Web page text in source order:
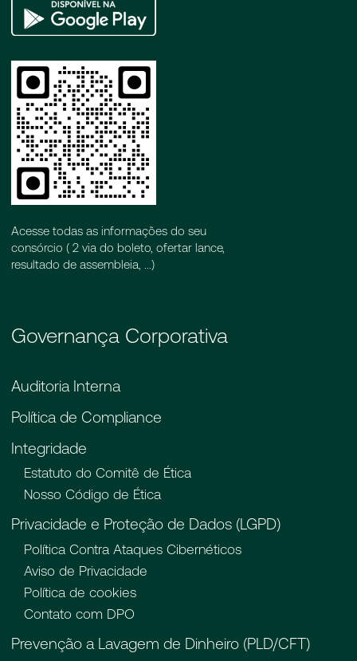
Acesse todas as informações do seu
consórcio ( 2 via do boleto, ofertar lance,
resultado de assembleia, ...)
Governança Corporativa
Auditoria Interna
Política de Compliance
Integridade
Estatuto do Comitê de Ética
Nosso Código de Ética
Privacidade e Proteção de Dados (LGPD)
Política Contra Ataques Cibernéticos
Aviso de Privacidade
Política de cookies
Contato com DPO
Prevenção a Lavagem de Dinheiro (PLD/CFT)